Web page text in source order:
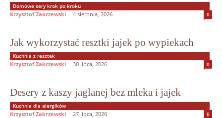
Domowe sery krok po kroku
Krzysztof Zakrzewski - 4 sierpnia, 2026 0
Jak wykorzystać resztki jajek po wypiekach
Kuchnia z resztek
Krzysztof Zakrzewski - 30 lipca, 2026 0
Desery z kaszy jaglanej bez mleka i jajek
Kuchnia dla alergików
Krzysztof Zakrzewski - 27 lipca, 2026 0